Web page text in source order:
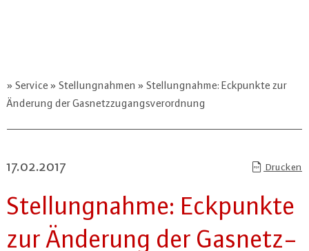
Service Stellungnahmen
Stellungnahme: Eckpunkte zur
Änderung der Gasnetzzugangsverordnung
17.02.2017 Drucken
Stel­lung­nah­me: Eckpunkte
zur Änderung der Gas­netz­